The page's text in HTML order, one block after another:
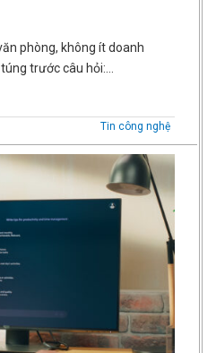
phòng, không ít doanh
trước câu hỏi:…
Tin công nghệ